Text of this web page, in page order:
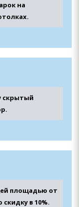
на
скрытый
площадью от
в 10%.